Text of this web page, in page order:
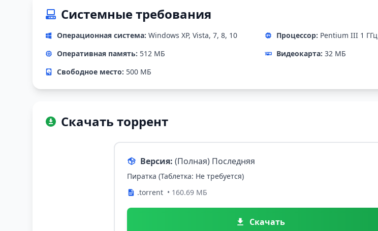
Системные требования
Операционная система: Windows XP, Vista, 7, 8, 10 Процессор: Pentium III 1 ГГц
Оперативная память: 512 МБ Видеокарта: 32 МБ
Свободное место: 500 МБ
Скачать торрент
Версия: (Полная) Последняя
Пиратка (Таблетка: Не требуется)
.torrent • 160.69 МБ
Скачать